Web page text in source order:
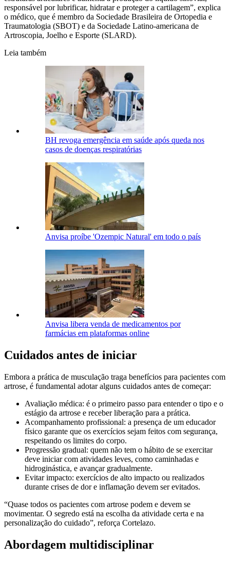
responsável por lubrificar, hidratar e proteger a cartilagem”, explica
o médico, que é membro da Sociedade Brasileira de Ortopedia e
Traumatologia (SBOT) e da Sociedade Latino-americana de
Artroscopia, Joelho e Esporte (SLARD).
Leia também
BH revoga emergência em saúde após queda nos
casos de doenças respiratórias
Anvisa proíbe 'Ozempic Natural' em todo o país
Anvisa libera venda de medicamentos por
farmácias em plataformas online
Cuidados antes de iniciar
Embora a prática de musculação traga benefícios para pacientes com
artrose, é fundamental adotar alguns cuidados antes de começar:
Avaliação médica: é o primeiro passo para entender o tipo e o
estágio da artrose e receber liberação para a prática.
Acompanhamento profissional: a presença de um educador
físico garante que os exercícios sejam feitos com segurança,
respeitando os limites do corpo.
Progressão gradual: quem não tem o hábito de se exercitar
deve iniciar com atividades leves, como caminhadas e
hidroginástica, e avançar gradualmente.
Evitar impacto: exercícios de alto impacto ou realizados
durante crises de dor e inflamação devem ser evitados.
“Quase todos os pacientes com artrose podem e devem se
movimentar. O segredo está na escolha da atividade certa e na
personalização do cuidado”, reforça Cortelazo.
Abordagem multidisciplinar